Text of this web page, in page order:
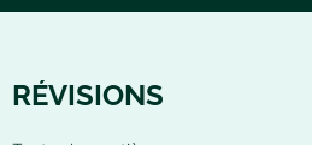
RÉVISIONS